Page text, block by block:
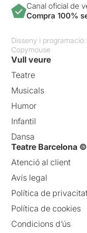
Canal oficial de
Compra 100%
Disseny i programació:
Copymouse
Vull veure
Teatre
Musicals
Humor
Infantil
Dansa
Teatre Barcelona
Atenció al client
Avís legal
Política de
Política de cookies
Condicions d’ús